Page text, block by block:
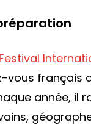
Festival
vous français
année, il